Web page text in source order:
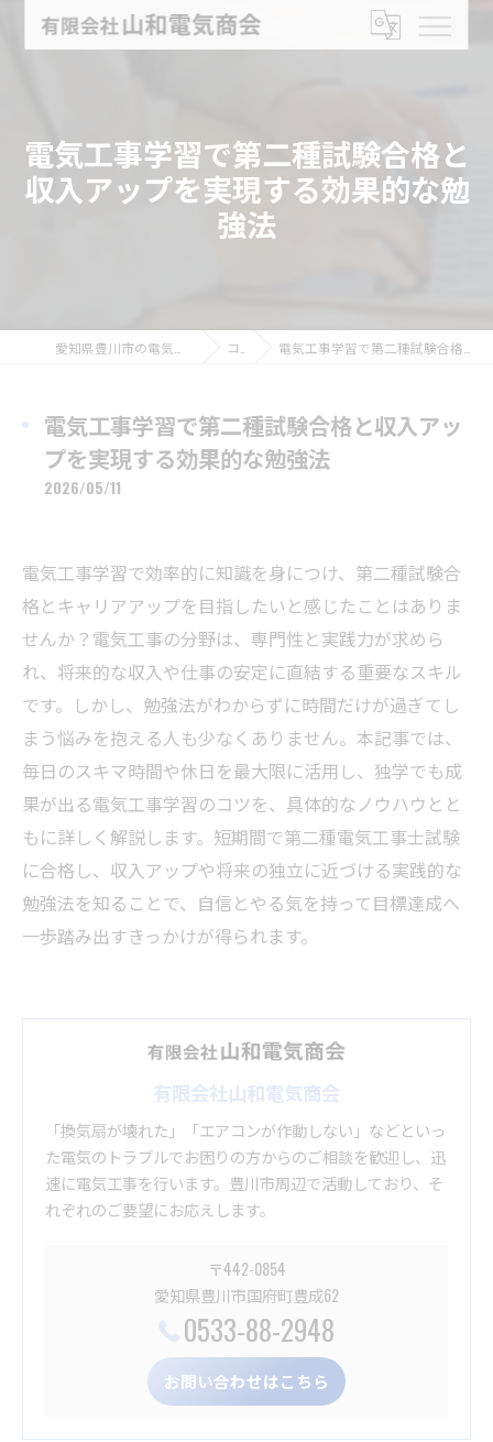
電気工事学習で第二種試験合格と
収入アップを実現する効果的な勉
強法
コラム 電気工事学習で第二種試験合格と収入アップを実現する効果的な勉強法
電気工事学習で第二種試験合格と収入アッ
プを実現する効果的な勉強法
2026/05/11
電気工事学習で効率的に知識を身につけ、第二種試験合
格とキャリアアップを目指したいと感じたことはありま
せんか？電気工事の分野は、専門性と実践力が求めら
れ、将来的な収入や仕事の安定に直結する重要なスキル
です。しかし、勉強法がわからずに時間だけが過ぎてし
まう悩みを抱える人も少なくありません。本記事では、
毎日のスキマ時間や休日を最大限に活用し、独学でも成
果が出る電気工事学習のコツを、具体的なノウハウとと
もに詳しく解説します。短期間で第二種電気工事士試験
に合格し、収入アップや将来の独立に近づける実践的な
勉強法を知ることで、自信とやる気を持って目標達成へ
一歩踏み出すきっかけが得られます。
有限会社山和電気商会
「換気扇が壊れた」「エアコンが作動しない」などといっ
た電気のトラブルでお困りの方からのご相談を歓迎し、迅
速に電気工事を行います。豊川市周辺で活動しており、そ
れぞれのご要望にお応えします。
〒442-0854
愛知県豊川市国府町豊成62
0533-88-2948
お問い合わせはこちら